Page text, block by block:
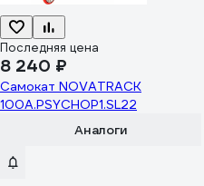
Последняя цена
8 240 ₽
Самокат NOVATRACK
100A.PSYCHOP1.SL22
Аналоги